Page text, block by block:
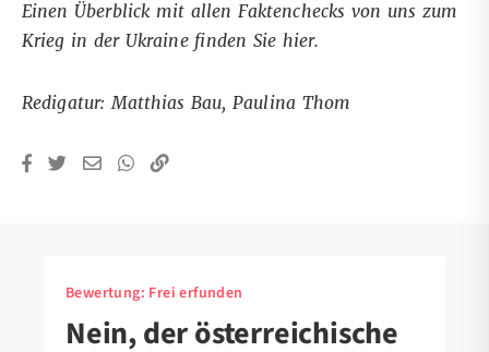
Einen Überblick mit allen Faktenchecks von uns zum
Krieg in der Ukraine finden Sie hier.
Redigatur: Matthias Bau, Paulina Thom
Bewertung: Frei erfunden
Nein, der österreichische